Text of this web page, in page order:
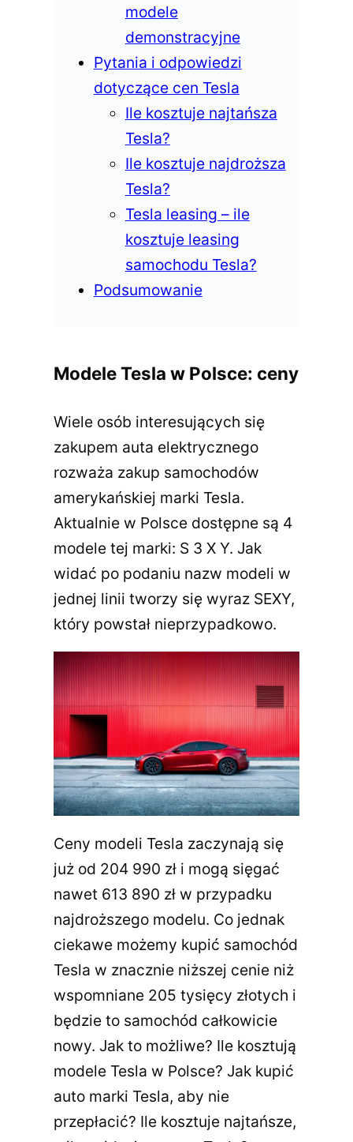
modele
demonstracyjne
Pytania i odpowiedzi
dotyczące cen Tesla
Ile kosztuje najtańsza
Tesla?
Ile kosztuje najdroższa
Tesla?
Tesla leasing – ile
kosztuje leasing
samochodu Tesla?
Podsumowanie
Modele Tesla w Polsce: ceny
Wiele osób interesujących się
zakupem auta elektrycznego
rozważa zakup samochodów
amerykańskiej marki Tesla.
Aktualnie w Polsce dostępne są 4
modele tej marki: S 3 X Y. Jak
widać po podaniu nazw modeli w
jednej linii tworzy się wyraz SEXY,
który powstał nieprzypadkowo.
Ceny modeli Tesla zaczynają się
już od 204 990 zł i mogą sięgać
nawet 613 890 zł w przypadku
najdroższego modelu. Co jednak
ciekawe możemy kupić samochód
Tesla w znacznie niższej cenie niż
wspomniane 205 tysięcy złotych i
będzie to samochód całkowicie
nowy. Jak to możliwe? Ile kosztują
modele Tesla w Polsce? Jak kupić
auto marki Tesla, aby nie
przepłacić? Ile kosztuje najtańsze,